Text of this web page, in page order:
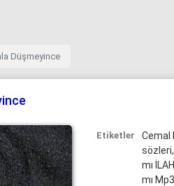
Düşmeyince
Etiketler
Cemal
mı
mı